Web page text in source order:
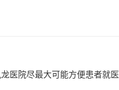
医院尽最大可能方便患者就医